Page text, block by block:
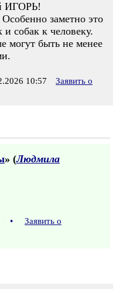
ИГОРЬ!
заметно это
собак к человеку.
могут быть не менее
10:57
Заявить о
» (Людмила
•
Заявить о